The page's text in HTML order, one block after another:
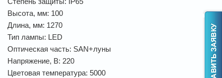
Высота, мм: 100
Длина, мм: 1270
Тип лампы: LED
Оптическая часть: SAN+луны
Напряжение, В: 220
Цветовая температура: 5000